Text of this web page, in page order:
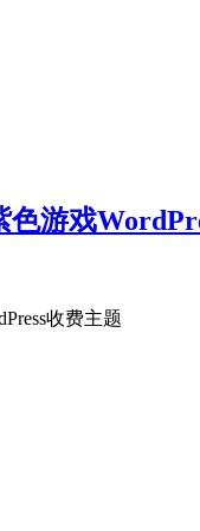
游戏